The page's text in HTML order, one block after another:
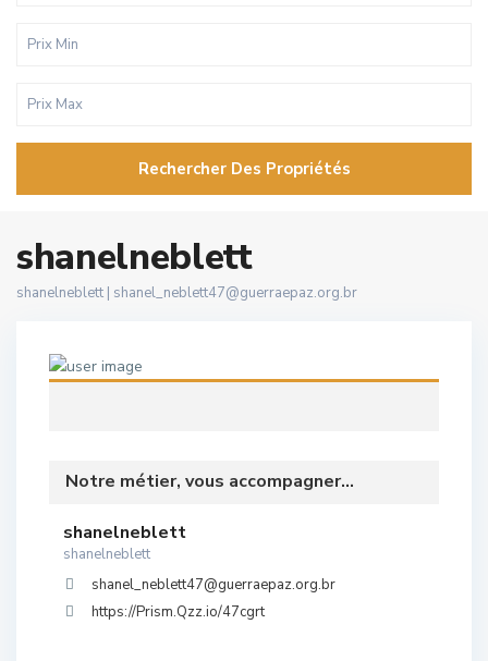
Rechercher Des Propriétés
shanelneblett
shanelneblett | shanel_neblett47@guerraepaz.org.br
Notre métier, vous accompagner...
shanelneblett
shanelneblett
shanel_neblett47@guerraepaz.org.br
https://Prism.Qzz.io/47cgrt